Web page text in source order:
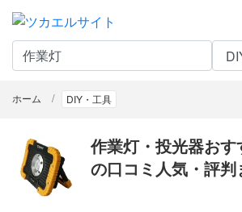
ホーム DIY・工具
作業灯・投光器お
の口コミ人気・評判